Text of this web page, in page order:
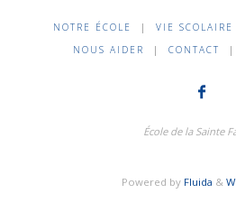
NOTRE ÉCOLE | VIE SCOLAIRE
NOUS AIDER
| CONTACT |
École de la Sainte
Powered by Fluida &